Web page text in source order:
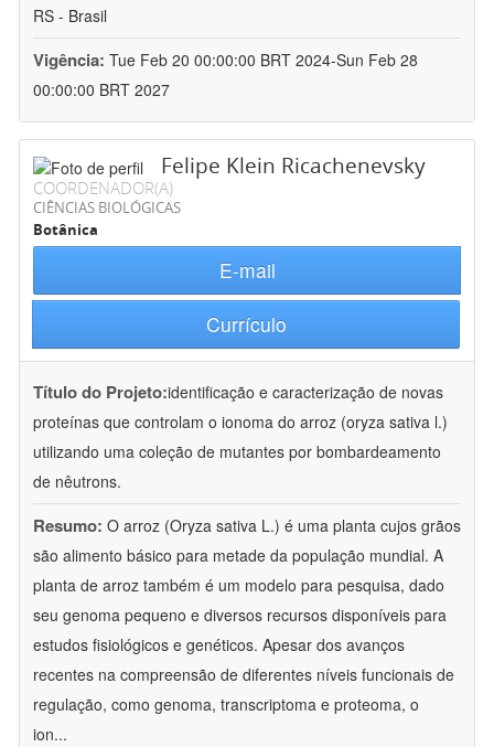
RS - Brasil
Vigência: Tue Feb 20 00:00:00 BRT 2024-Sun Feb 28
00:00:00 BRT 2027
Felipe Klein Ricachenevsky
COORDENADOR(A)
CIÊNCIAS BIOLÓGICAS
Botânica
E-mail
Currículo
Título do Projeto:identificação e caracterização de novas
proteínas que controlam o ionoma do arroz (oryza sativa l.)
utilizando uma coleção de mutantes por bombardeamento
de nêutrons.
Resumo: O arroz (Oryza sativa L.) é uma planta cujos grãos
são alimento básico para metade da população mundial. A
planta de arroz também é um modelo para pesquisa, dado
seu genoma pequeno e diversos recursos disponíveis para
estudos fisiológicos e genéticos. Apesar dos avanços
recentes na compreensão de diferentes níveis funcionais de
regulação, como genoma, transcriptoma e proteoma, o
ion...